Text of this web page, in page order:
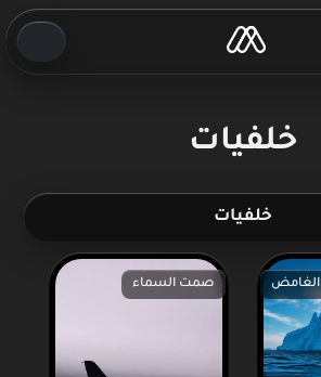
خلفيات
خلفيات
الغامض صمت السماء